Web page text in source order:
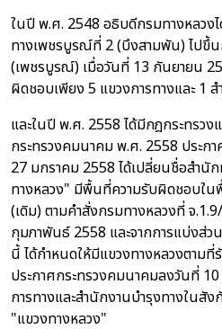
ในปี พ.ศ. 2548 อธิบดีกรมทางหลวง
ทางเพชรบูรณ์ที่ 2 (บึงสามพัน) ไปขึ้
(เพชรบูรณ์) เมื่อวันที่ 13 กันยายน
ผิดชอบเพียง 5 แขวงการทางและ 1
และในปี พ.ศ. 2558 ได้มีกฎกระทรว
กระทรวงคมนาคม พ.ศ. 2558 ประก
27 มกราคม 2558 ได้เปลี่ยนชื่อสำนั
ทางหลวง" มีพื้นที่ความรับผิดชอบใ
(เดิม) ตามคำสั่งกรมทางหลวงที่ จ
กุมภาพันธ์ 2558 และจากการแบ่งส่ว
นี้ ได้กำหนดให้มีแขวงทางหลวงตาม
ประกาศกระทรวงคมนาคมลงวันที่
การทางและสำนักงานบำรุงทางในสั
"แขวงทางหลวง"